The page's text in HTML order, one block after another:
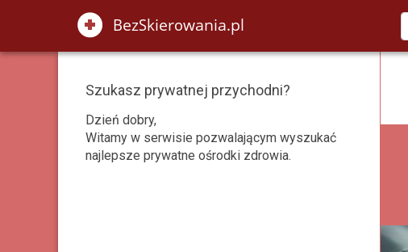
Szukasz prywatnej przychodni?
Dzień dobry,
Witamy w serwisie pozwalającym wyszukać
najlepsze prywatne ośrodki zdrowia.